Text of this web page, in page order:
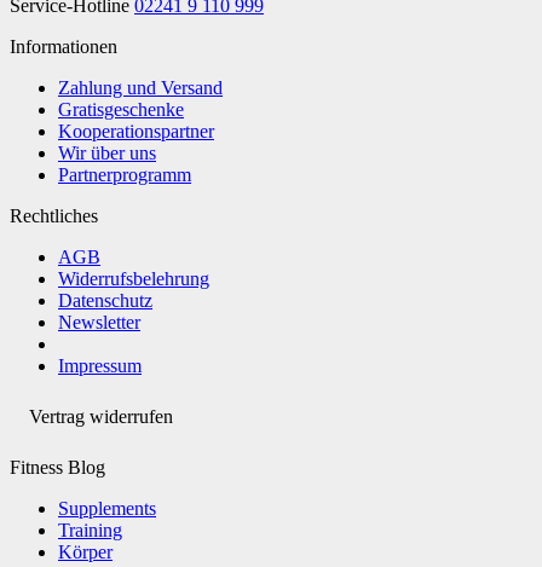
Service-Hotline 02241 9 110 999
Informationen
Zahlung und Versand
Gratisgeschenke
Kooperationspartner
Wir über uns
Partnerprogramm
Rechtliches
AGB
Widerrufsbelehrung
Datenschutz
Newsletter
Impressum
Vertrag widerrufen
Fitness Blog
Supplements
Training
Körper